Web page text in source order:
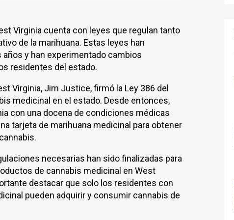
Virginia cuenta con leyes que regulan tanto
de la marihuana. Estas leyes han
años y han experimentado cambios
residentes del estado.
Virginia, Jim Justice, firmó la Ley 386 del
medicinal en el estado. Desde entonces,
con una docena de condiciones médicas
tarjeta de marihuana medicinal para obtener
necesarias han sido finalizadas para
de cannabis medicinal en West
destacar que solo los residentes con
pueden adquirir y consumir cannabis de